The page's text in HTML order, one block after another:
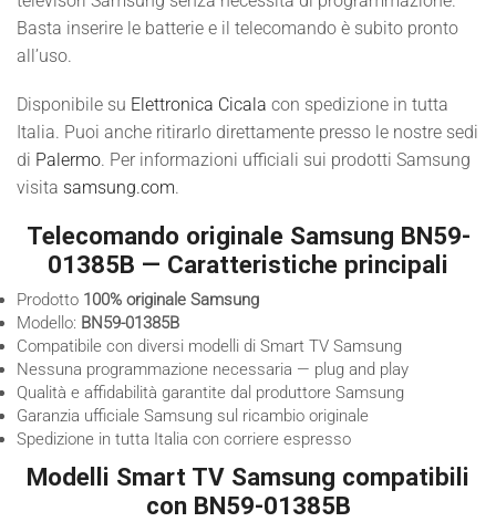
Basta inserire le batterie e il telecomando è subito pronto
all’uso.
Disponibile su Elettronica Cicala con spedizione in tutta
Italia. Puoi anche ritirarlo direttamente presso le nostre sedi
di Palermo. Per informazioni ufficiali sui prodotti Samsung
visita samsung.com.
Telecomando originale Samsung BN59-
01385B — Caratteristiche principali
Prodotto 100% originale Samsung
Modello: BN59-01385B
Compatibile con diversi modelli di Smart TV Samsung
Nessuna programmazione necessaria — plug and play
Qualità e affidabilità garantite dal produttore Samsung
Garanzia ufficiale Samsung sul ricambio originale
Spedizione in tutta Italia con corriere espresso
Modelli Smart TV Samsung compatibili
con BN59-01385B